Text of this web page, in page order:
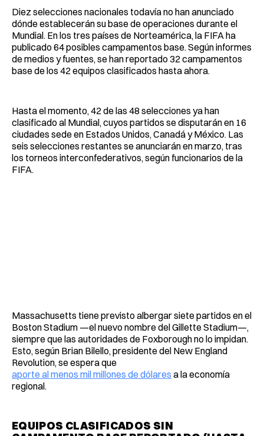
Diez selecciones nacionales todavía no han anunciado
dónde establecerán su base de operaciones durante el
Mundial. En los tres países de Norteamérica, la FIFA ha
publicado 64 posibles campamentos base. Según informes
de medios y fuentes, se han reportado 32 campamentos
base de los 42 equipos clasificados hasta ahora.
Hasta el momento, 42 de las 48 selecciones ya han
clasificado al Mundial, cuyos partidos se disputarán en 16
ciudades sede en Estados Unidos, Canadá y México. Las
seis selecciones restantes se anunciarán en marzo, tras
los torneos interconfederativos, según funcionarios de la
FIFA.
Massachusetts tiene previsto albergar siete partidos en el
Boston Stadium —el nuevo nombre del Gillette Stadium—,
siempre que las autoridades de Foxborough no lo impidan.
Esto, según Brian Bilello, presidente del New England
Revolution, se espera que
aporte al menos mil millones de dólares a la economía
regional.
EQUIPOS CLASIFICADOS SIN